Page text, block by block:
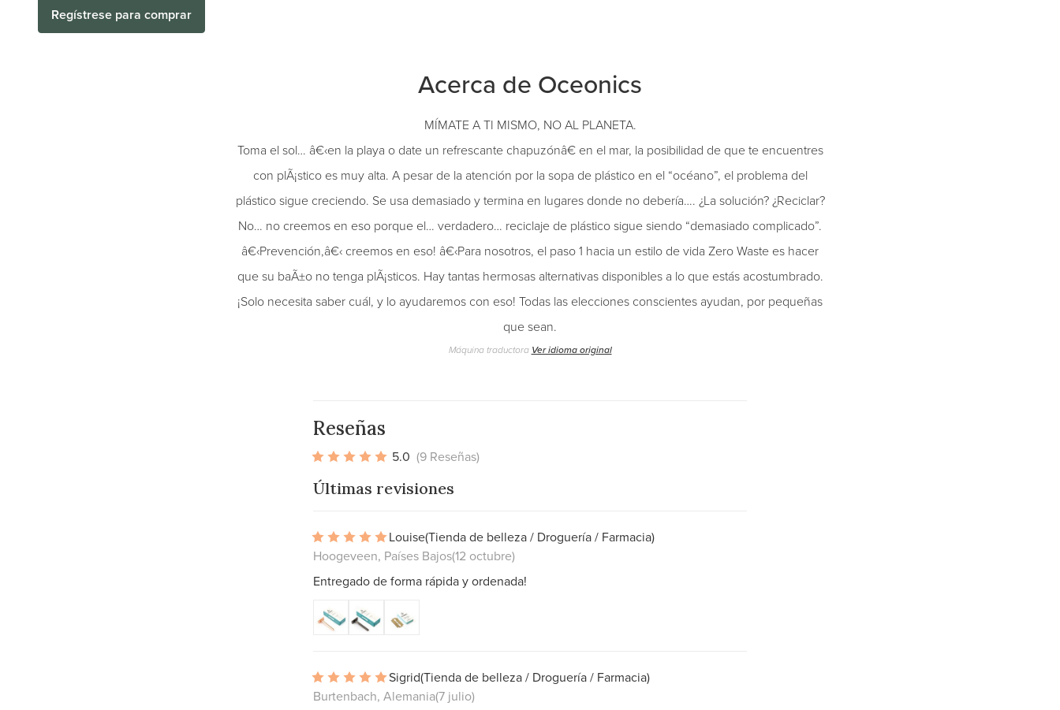
Regístrese para comprar
Acerca de Oceonics
MÍMATE A TI MISMO, NO AL PLANETA.
Toma el sol… â€‹en la playa o date un refrescante chapuzónâ€ en el mar, la posibilidad de que te encuentres
con plÃ¡stico es muy alta. A pesar de la atención por la sopa de plástico en el “océano”, el problema del
plástico sigue creciendo. Se usa demasiado y termina en lugares donde no debería…. ¿La solución? ¿Reciclar?
No… no creemos en eso porque el… verdadero… reciclaje de plástico sigue siendo “demasiado complicado”.
â€‹Prevención,â€‹ creemos en eso! â€‹Para nosotros, el paso 1 hacia un estilo de vida Zero Waste es hacer
que su baÃ±o no tenga plÃ¡sticos. Hay tantas hermosas alternativas disponibles a lo que estás acostumbrado.
¡Solo necesita saber cuál, y lo ayudaremos con eso! Todas las elecciones conscientes ayudan, por pequeñas
que sean.
Máquina traductora Ver idioma original
Reseñas
5.0 (9 Reseñas)
Últimas revisiones
Louise(Tienda de belleza / Droguería / Farmacia)
Hoogeveen, Países Bajos(12 octubre)
Entregado de forma rápida y ordenada!
Sigrid(Tienda de belleza / Droguería / Farmacia)
Burtenbach, Alemania(7 julio)